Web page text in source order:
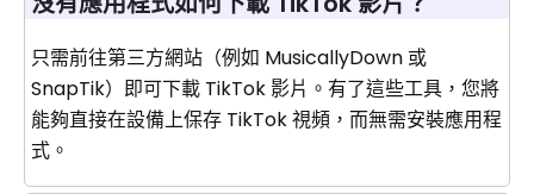
只需前往第三方網站（例如 MusicallyDown 或
SnapTik）即可下載 TikTok 影片。有了這些工具，您將
能夠直接在設備上保存 TikTok 視頻，而無需安裝應用程
式。